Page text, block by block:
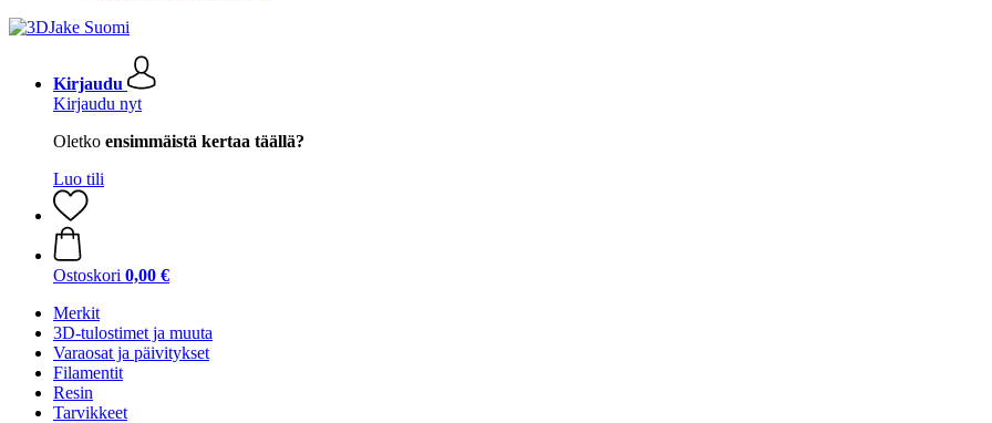
Kirjaudu
Kirjaudu nyt
Oletko ensimmäistä kertaa täällä?
Luo tili
Ostoskori 0,00 €
Merkit
3D-tulostimet ja muuta
Varaosat ja päivitykset
Filamentit
Resin
Tarvikkeet